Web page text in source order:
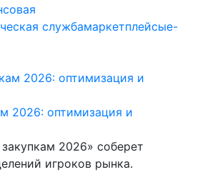
службамаркетплейсыe-
2026: оптимизация и
2026» соберет
игроков рынка.